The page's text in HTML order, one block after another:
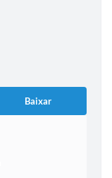
Baixar